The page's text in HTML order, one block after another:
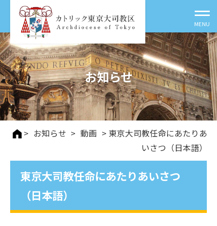
お知らせ
> お知らせ > 動画 > 東京大司教任命にあたりあ
いさつ（日本語）
東京大司教任命にあたりあいさつ
（日本語）